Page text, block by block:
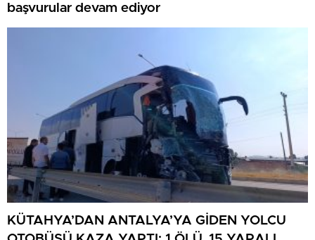
başvurular devam ediyor
KÜTAHYA’DAN ANTALYA’YA GİDEN YOLCU